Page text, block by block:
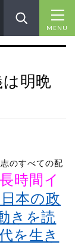
MENU
明晩
のすべての配
長時間イ
本の政
きを読
を生き